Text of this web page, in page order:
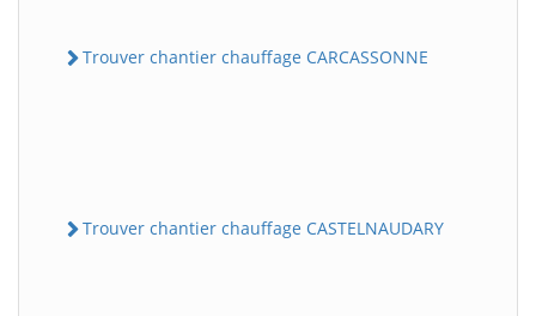
Trouver chantier chauffage CARCASSONNE
Trouver chantier chauffage CASTELNAUDARY